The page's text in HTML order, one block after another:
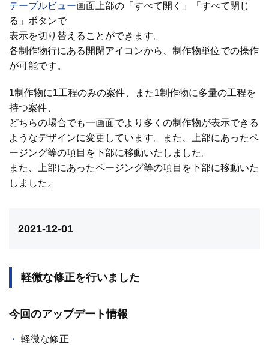
テーブルビュー画面上部の「すべて開く」「すべて閉じ
る」ボタンで
表示を切り替えることができます。
各制作物行にある開閉アイコンから、制作物単位での操作
が可能です。
1制作物に1工程のみの案件、また1制作物に多量の工程を
持つ案件、
どちらの場合でも一画面でより多くの制作物が表示できる
ようなデザインに変更しています。また、上部にあったペ
ージング等の項目を下部に移動いたしました。
また、上部にあったページング等の項目を下部に移動いた
しました。
2021-12-01
軽微な修正を行いました
今回のアップデート情報
軽微な修正